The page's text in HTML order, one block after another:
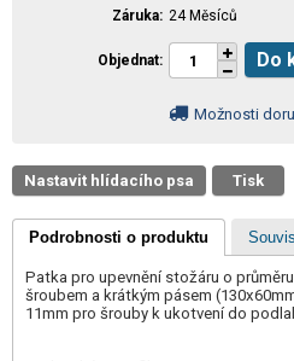
Záruka 24 Měsíců
Objednat
Možnosti
Nastavit hlídacího psa Tisk
Podrobnosti o produktu
Patka pro upevnění stožáru o
šroubem a krátkým pásem
11mm pro šrouby k ukotvení do